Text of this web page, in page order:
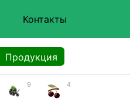
Контакты
Продукция
9 4